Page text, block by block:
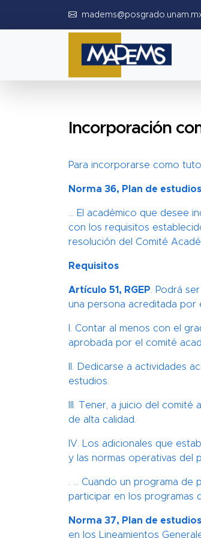
Incorporación
Para incorporarse como
Norma 36, Plan de
… El académico que desee
con los requisitos
resolución del Comité
Requisitos
Artículo 51, RGEP . Podrá
una persona acreditada por
I. Contar al menos con el
aprobada por el comité
II. Dedicarse a actividades
estudios.
III. Tener, a juicio del
de alta calidad.
IV. Los adicionales que
y las normas operativas del
. … Cuando un programa
participar en los programas
Norma 37, Plan de estudios
en los Lineamientos